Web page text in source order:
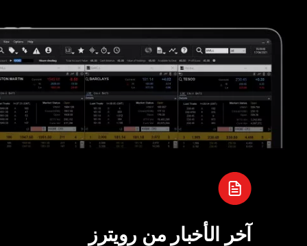
آخر الأخبار من رويترز